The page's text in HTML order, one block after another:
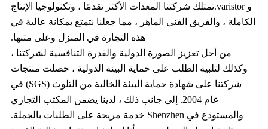
و varistor.تمتلك شركتنا المعدات الأكثر تقدمًا ، وتكنولوجيا الإنتاج
الكاملة ، والفريق الفني الماهر ، مما جعلنا نتمتع بمكانة عالية في
هذه التجارة في المنزل وعلى متنها.
من أجل تعزيز الصورة الدولية والقدرة التنافسية لشركتنا ،
وكذلك لتلبية الطلب على حماية البيئة الدولية ، حصلت منتجات
شركتنا على شهادة حماية البيئة الخالية من التلوث (SGS) في
عام 2004. إلى جانب ذلك ، لدينا يضمن المكتب التجاري
والمستودع في Shenzhen خدمة مريحة على الطلبات بالجملة.